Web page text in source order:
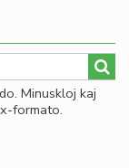
Minuskloj kaj
formato.